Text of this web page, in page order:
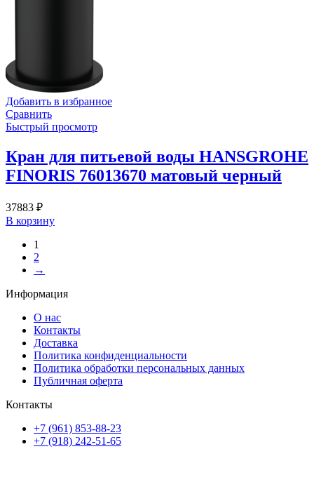
Добавить в избранное
Сравнить
Быстрый просмотр
Кран для питьевой воды HANSGROHE
FINORIS 76013670 матовый черный
37883 ₽
В корзину
1
2
→
Информация
О нас
Контакты
Доставка
Политика конфиденциальности
Политика обработки персональных данных
Публичная оферта
Контакты
+7 (961) 853-88-23
+7 (918) 242-51-65